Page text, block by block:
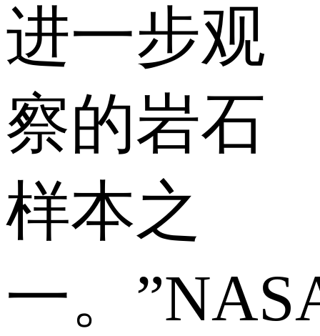
进一步观
察的岩石
样本之
一。